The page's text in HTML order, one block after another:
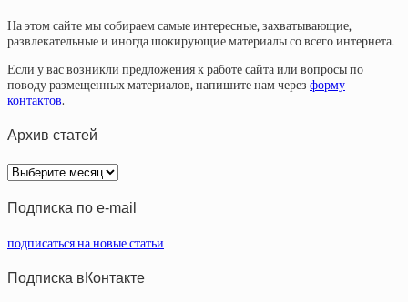
На этом сайте мы собираем самые интересные, захватывающие,
развлекательные и иногда шокирующие материалы со всего интернета.
Если у вас возникли предложения к работе сайта или вопросы по
поводу размещенных материалов, напишите нам через форму
контактов.
Архив статей
Архив
статей
Подписка по e-mail
подписаться на новые статьи
Подписка вКонтакте